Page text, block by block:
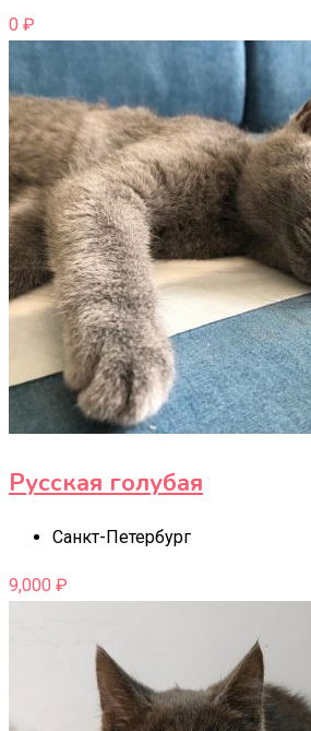
0 ₽
Русская голубая
Санкт-Петербург
9,000 ₽